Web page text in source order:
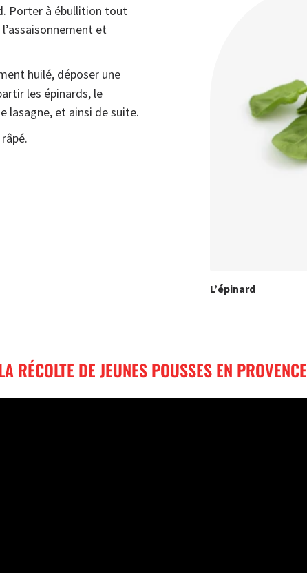
Porter à ébullition tout
et
huilé, déposer une
les épinards, le
lasagne, et ainsi de suite.
L’épinard
RÉCOLTE DE JEUNES POUSSES EN PROVENCE